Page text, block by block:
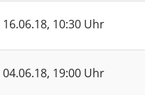
16.06.18, 10:30 Uhr
04.06.18, 19:00 Uhr